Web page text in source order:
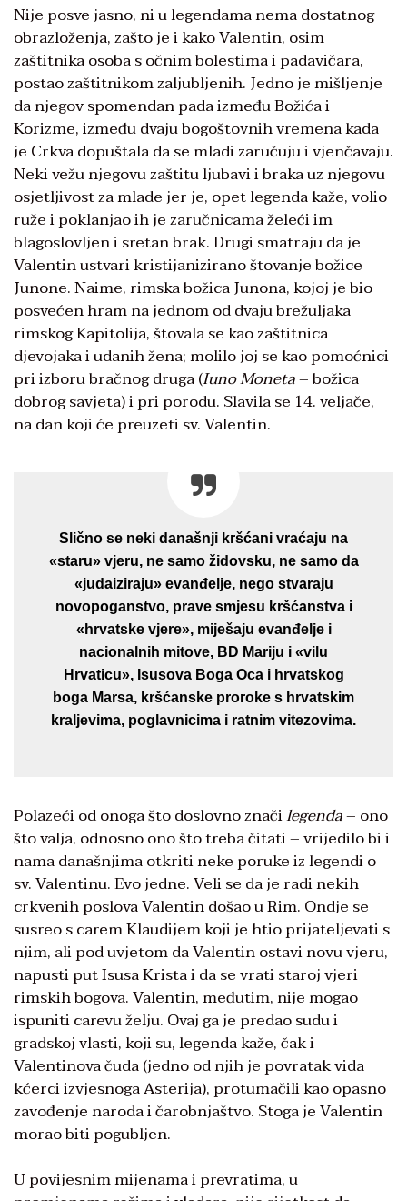
Nije posve jasno, ni u legendama nema dostatnog
obrazloženja, zašto je i kako Valentin, osim
zaštitnika osoba s očnim bolestima i padavičara,
postao zaštitnikom zaljubljenih. Jedno je mišljenje
da njegov spomendan pada između Božića i
Korizme, između dvaju bogoštovnih vremena kada
je Crkva dopuštala da se mladi zaručuju i vjenčavaju.
Neki vežu njegovu zaštitu ljubavi i braka uz njegovu
osjetljivost za mlade jer je, opet legenda kaže, volio
ruže i poklanjao ih je zaručnicama želeći im
blagoslovljen i sretan brak. Drugi smatraju da je
Valentin ustvari kristijanizirano štovanje božice
Junone. Naime, rimska božica Junona, kojoj je bio
posvećen hram na jednom od dvaju brežuljaka
rimskog Kapitolija, štovala se kao zaštitnica
djevojaka i udanih žena; molilo joj se kao pomoćnici
pri izboru bračnog druga (Iuno Moneta– božica
dobrog savjeta) i pri porodu. Slavila se 14. veljače,
na dan koji će preuzeti sv. Valentin.
Slično se neki današnji kršćani vraćaju na
«staru» vjeru, ne samo židovsku, ne samo da
«judaiziraju» evanđelje, nego stvaraju
novopoganstvo, prave smjesu kršćanstva i
«hrvatske vjere», miješaju evanđelje i
nacionalnih mitove, BD Mariju i «vilu
Hrvaticu», Isusova Boga Oca i hrvatskog
boga Marsa, kršćanske proroke s hrvatskim
kraljevima, poglavnicima i ratnim vitezovima.
Polazeći od onoga što doslovno značilegenda– ono
što valja, odnosno ono što treba čitati – vrijedilo bi i
nama današnjima otkriti neke poruke iz legendi o
sv. Valentinu. Evo jedne. Veli se da je radi nekih
crkvenih poslova Valentin došao u Rim. Ondje se
susreo s carem Klaudijem koji je htio prijateljevati s
njim, ali pod uvjetom da Valentin ostavi novu vjeru,
napusti put Isusa Krista i da se vrati staroj vjeri
rimskih bogova. Valentin, međutim, nije mogao
ispuniti carevu želju. Ovaj ga je predao sudu i
gradskoj vlasti, koji su, legenda kaže, čak i
Valentinova čuda (jedno od njih je povratak vida
kćerci izvjesnoga Asterija), protumačili kao opasno
zavođenje naroda i čarobnjaštvo. Stoga je Valentin
morao biti pogubljen.
U povijesnim mijenama i prevratima, u